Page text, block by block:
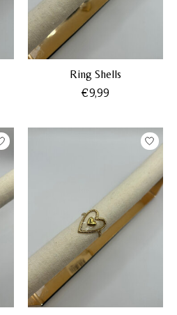
Ring Shells
€9,99